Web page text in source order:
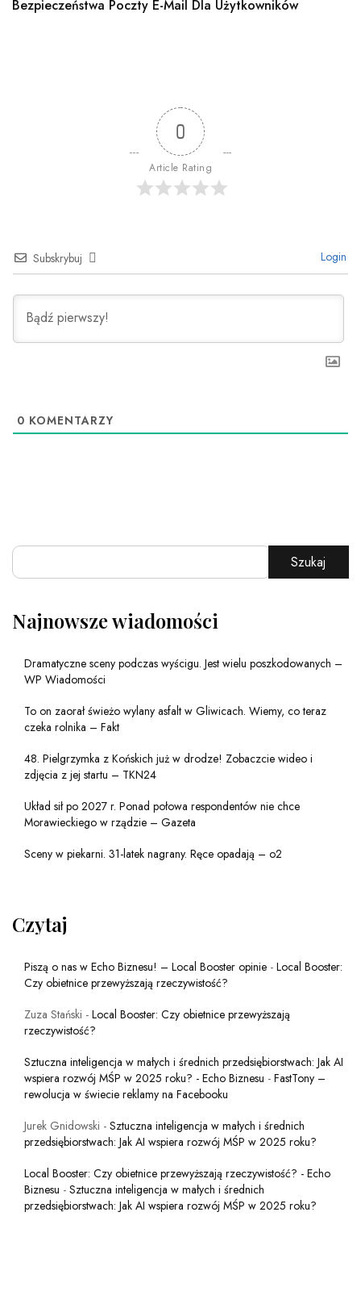
Bezpieczeństwa Poczty E-Mail Dla Użytkowników
0
Article Rating
Subskrybuj Login
0 KOMENTARZY
Szukaj
Najnowsze wiadomości
Dramatyczne sceny podczas wyścigu. Jest wielu poszkodowanych –
WP Wiadomości
To on zaorał świeżo wylany asfalt w Gliwicach. Wiemy, co teraz
czeka rolnika – Fakt
48. Pielgrzymka z Końskich już w drodze! Zobaczcie wideo i
zdjęcia z jej startu – TKN24
Układ sił po 2027 r. Ponad połowa respondentów nie chce
Morawieckiego w rządzie – Gazeta
Sceny w piekarni. 31-latek nagrany. Ręce opadają – o2
Czytaj
Piszą o nas w Echo Biznesu! – Local Booster opinie - Local Booster:
Czy obietnice przewyższają rzeczywistość?
Zuza Stański - Local Booster: Czy obietnice przewyższają
rzeczywistość?
Sztuczna inteligencja w małych i średnich przedsiębiorstwach: Jak AI
wspiera rozwój MŚP w 2025 roku? - Echo Biznesu - FastTony –
rewolucja w świecie reklamy na Facebooku
Jurek Gnidowski - Sztuczna inteligencja w małych i średnich
przedsiębiorstwach: Jak AI wspiera rozwój MŚP w 2025 roku?
Local Booster: Czy obietnice przewyższają rzeczywistość? - Echo
Biznesu - Sztuczna inteligencja w małych i średnich
przedsiębiorstwach: Jak AI wspiera rozwój MŚP w 2025 roku?